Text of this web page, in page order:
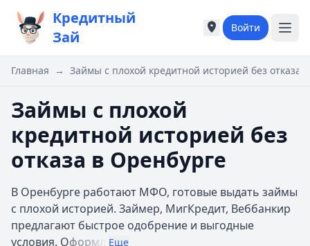
Кредитный
Зай
Города России
Москва
А
Б
Белгород
Брянск
В
Города России
Москва
А
Б
Белгород
Брянск
В
Войти
Главная → Займы с плохой кредитной историей без отказа
Займы с плохой
кредитной историей без
отказа в Оренбурге
В Оренбурге работают МФО, готовые выдать займы
с плохой историей. Займер, МигКредит, Веббанкир
предлагают быстрое одобрение и выгодные
условия. Оформл Еще